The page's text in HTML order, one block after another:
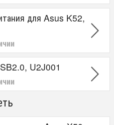
для Asus K52,
U2J001